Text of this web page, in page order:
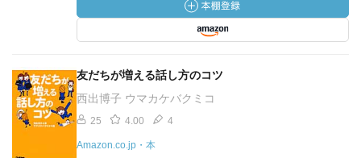
友だちが増える話し方のコツ
西出博子 ウマカケバクミコ
25 4.00 4
Amazon.co.jp・本